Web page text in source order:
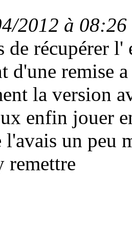
2012 à 08:26
de récupérer
d'une remise
la version
enfin jouer
un peu
remettre